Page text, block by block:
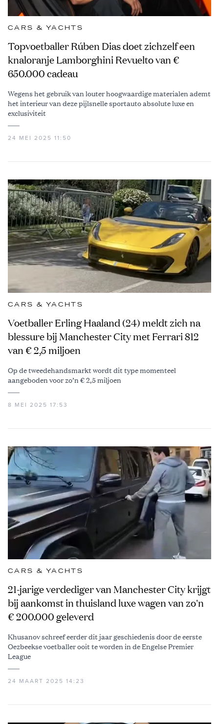
CARS & YACHTS
Topvoetballer Rúben Dias doet zichzelf een
knaloranje Lamborghini Revuelto van €
650.000 cadeau
Wegens het gebruik van louter hoogwaardige materialen ademt
het interieur van deze pijlsnelle sportauto absolute luxe en
exclusiviteit
24 MEI 2025 11:50
CARS & YACHTS
Voetballer Erling Haaland (24) meldt zich na
blessure bij Manchester City met Ferrari 812
van € 2,5 miljoen
Op de tweedehandsmarkt wordt dit type momenteel
aangeboden voor zo’n € 2,5 miljoen
8 MEI 2025 17:53
CARS & YACHTS
21-jarige verdediger van Manchester City krijgt
bij aankomst in thuisland luxe wagen van zo'n
€ 200.000 geleverd
Khusanov schreef eerder dit jaar geschiedenis door de eerste
Oezbeekse voetballer ooit te worden in de Engelse Premier
League
24 MAART 2025 14:23